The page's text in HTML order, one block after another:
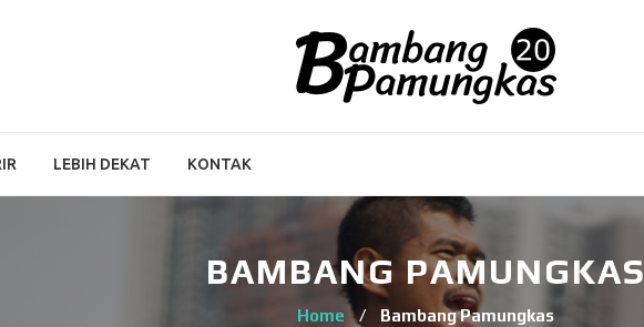
LEBIH DEKAT KONTAK
BAMBANG PAMUNGKAS
Home / Bambang Pamungkas